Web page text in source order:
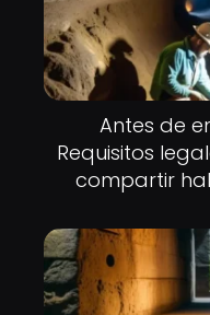
Antes de
Requisitos
compartir